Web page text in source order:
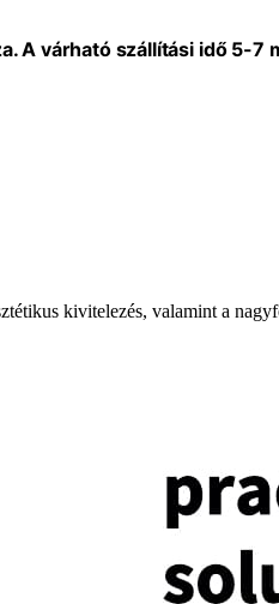
A várható szállítási idő 5-7
kivitelezés, valamint a